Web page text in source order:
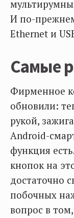
И по-
Ethernet и
Самые
Фирменное
обновили:
рукой,
Android-
функция
кнопок на
достаточно
побочных
вопрос в